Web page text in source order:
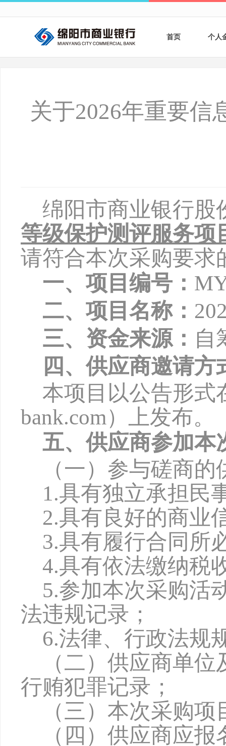
首页 个人
银
关于2026年重要信
绵阳市商业银行股
等级保护测评服务项
请符合本次采购要求
一、项目编号：
二、项目名称：
三、资金来源： 自
四、供应商邀请方
本项目以公告形式
bank.com）上发布。
五、供应商参加本
（一）参与磋商
1.具有独立承担民
2.具有良好的商业
3.具有履行合同所
4.具有依法缴纳税
5.参加本次采购活
法违规记录；
6.法律、行政法规
（二）供应商单
行贿犯罪记录；
（三）本次采购
（四）供应商应